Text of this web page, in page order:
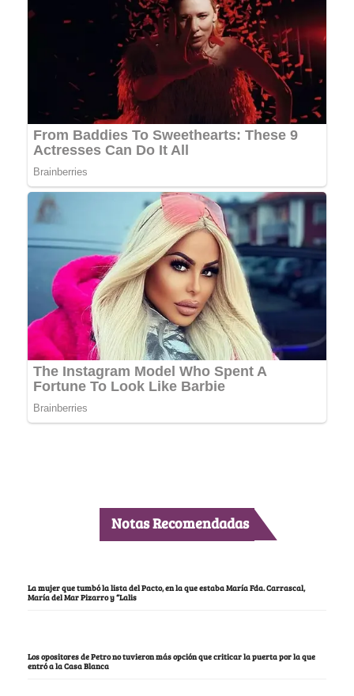
Notas Recomendadas
La mujer que tumbó la lista del Pacto, en la que estaba María Fda. Carrascal,
María del Mar Pizarro y “Lalis
Los opositores de Petro no tuvieron más opción que criticar la puerta por la que
entró a la Casa Blanca